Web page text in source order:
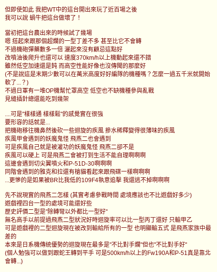
但即使如此 我把WT中的這台開出來玩了近百場之後
我可以說 蝸牛把這台做壞了！
當初把這台農出來的時候試了幾場
嗯 搭起來跟那個超爛的一型丁差不多 甚至比它不會轉
不過機砲彈藥數多一倍 灑起來沒有顧忌這點好
改噴油後爬升也還可以 速度370km/h以上機動起來還不錯
雖然低空加速還是鈍 而高空性能好像也沒傳聞的那麼好
(不是說這是末期少數可以在萬米高度好好編隊的機種嗎？怎麼一過五千米就開始
軟了...？)
不過日軍有一堆OP機幫忙罩高空 低空也不缺機種參與亂戰
見縫插針總還能吃到幾架
....可是"樣樣通 樣樣鬆"的感覺實在很強
要形容的話就是...
把機砲移往機鼻然後砍一些迴旋的疾風 摻水稀釋變得很薄味的疾風
疾風甲會遇到的妖魔鬼怪 飛燕二也會遇到
可是疾風自己就是被灌功的妖魔鬼怪 飛燕二卻不是
疾風可以硬上 可是飛燕二會被打到生活不能自理啊啊啊
這邊會遇到切尖翼噴火和P-51D-30啊啊啊
同階會遇到的雅克和拉還有槍貓看起來跟飛碟一樣啊啊啊
...更慘的是如果被BR比我低的109F4執意追擊 我還逃不掉啊啊啊
先不說現實的飛燕二怎樣 (其實考慮參戰時間 處境應該也不比遊戲好多少)
遊戲裡四台一型的處境可能還好些
歷史評價二型是"除轉彎以外都比一型好"
無名高手以前提過飛燕二型狀況好時迴旋率可以比一型丙丁還好 只輸甲乙
可是遊戲裡的二型迴旋現在被改到輸給所有的一型 也明顯輸五式 是飛燕家族中最
差的
本來是日系機傳統優勢的迴旋現在最多是"不比對手爛"但也"不比對手好"
(個人勉強可以做到跟蛇王轉到平手 可是500km/h以上的Fw190A和P-51真是靠北
會轉...)